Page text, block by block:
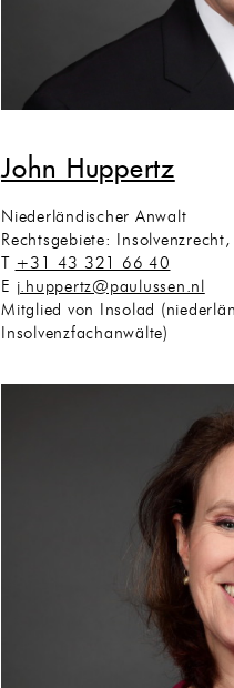
John Huppertz
Niederländischer Anwalt
Rechtsgebiete:
T +31 43 321 66 40
E j.huppertz@paulussen.nl
Mitglied von Insolad
Insolvenzfachanwälte)